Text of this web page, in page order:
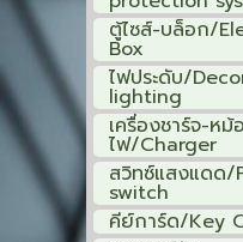
ตู้ไซส์-บล็อก/
Box
ไฟประดับ/
lighting
เครื่องชาร์จ-หม้
ไฟ/Charger
สวิทซ์แสงแดด/
switch
คีย์การ์ด/Key